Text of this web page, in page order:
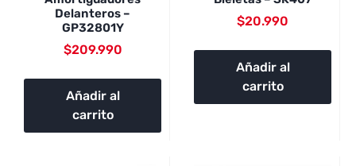
Delanteros –
GP32801Y
$209.990
Añadir al
carrito
$20.990
Añadir al
carrito